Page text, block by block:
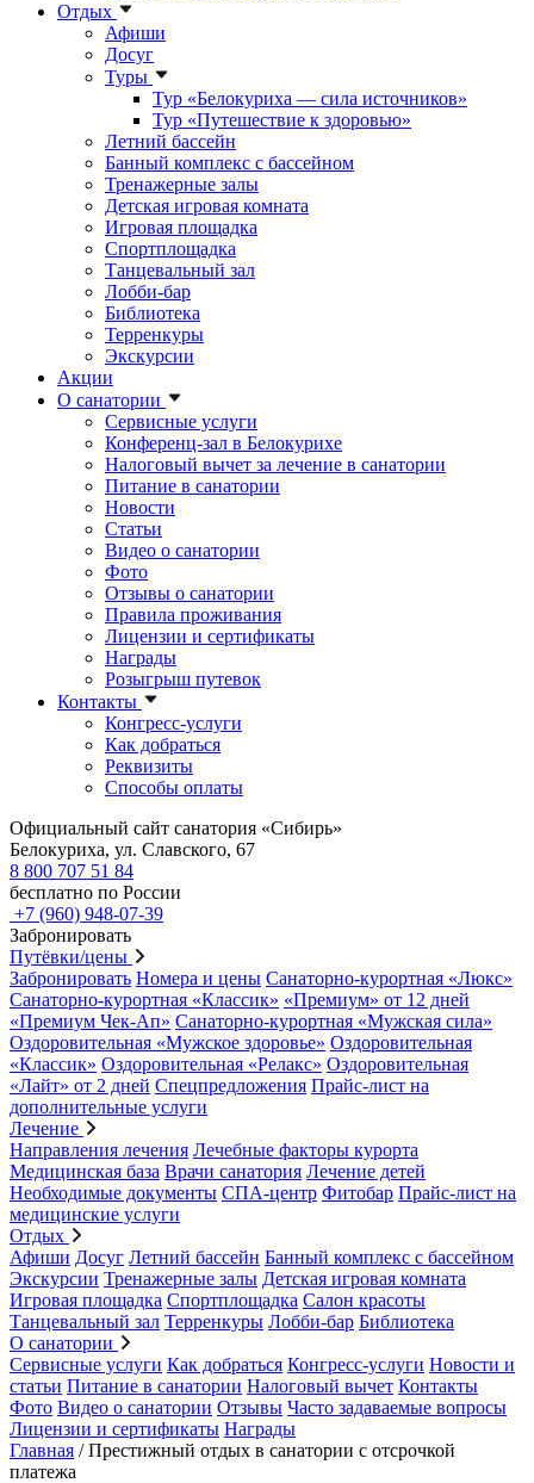
Отдых
Афиши
Досуг
Туры
Тур «Белокуриха — сила источников»
Тур «Путешествие к здоровью»
Летний бассейн
Банный комплекс с бассейном
Тренажерные залы
Детская игровая комната
Игровая площадка
Спортплощадка
Танцевальный зал
Лобби-бар
Библиотека
Терренкуры
Экскурсии
Акции
О санатории
Сервисные услуги
Конференц-зал в Белокурихе
Налоговый вычет за лечение в санатории
Питание в санатории
Новости
Статьи
Видео о санатории
Фото
Отзывы о санатории
Правила проживания
Лицензии и сертификаты
Награды
Розыгрыш путевок
Контакты
Конгресс-услуги
Как добраться
Реквизиты
Способы оплаты
Официальный сайт санатория «Сибирь»
Белокуриха, ул. Славского, 67
8 800 707 51 84
бесплатно по России
+7 (960) 948-07-39
Забронировать
Путёвки/цены
Забронировать Номера и цены Санаторно-курортная «Люкс»
Санаторно-курортная «Классик» «Премиум» от 12 дней
«Премиум Чек-Ап» Санаторно-курортная «Мужская сила»
Оздоровительная «Мужское здоровье» Оздоровительная
«Классик» Оздоровительная «Релакс» Оздоровительная
«Лайт» от 2 дней Спецпредложения Прайс-лист на
дополнительные услуги
Лечение
Направления лечения Лечебные факторы курорта
Медицинская база Врачи санатория Лечение детей
Необходимые документы СПА-центр Фитобар Прайс-лист на
медицинские услуги
Отдых
Афиши Досуг Летний бассейн Банный комплекс с бассейном
Экскурсии Тренажерные залы Детская игровая комната
Игровая площадка Спортплощадка Салон красоты
Танцевальный зал Терренкуры Лобби-бар Библиотека
О санатории
Сервисные услуги Как добраться Конгресс-услуги Новости и
статьи Питание в санатории Налоговый вычет Контакты
Фото Видео о санатории Отзывы Часто задаваемые вопросы
Лицензии и сертификаты Награды
Главная /Престижный отдых в санатории с отсрочкой
платежа